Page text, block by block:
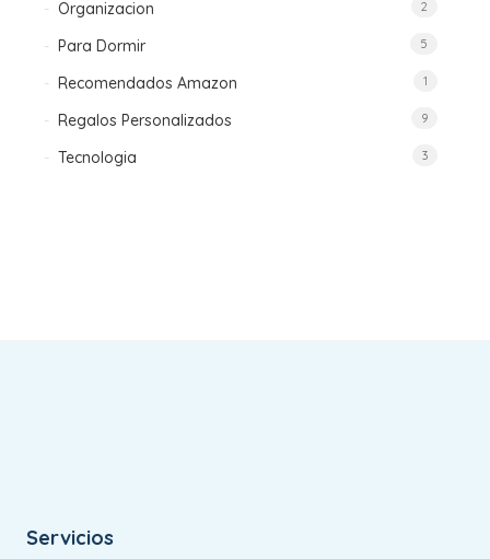
Organizacion 2
Para Dormir 5
Recomendados Amazon 1
Regalos Personalizados 9
Tecnologia 3
Servicios